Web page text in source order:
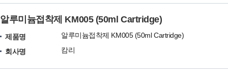
알루미늄접착제 KM005 (50ml Cartridge)
제품명
알루미늄접착제 KM005 (50ml Cartridge)
회사명
캄리